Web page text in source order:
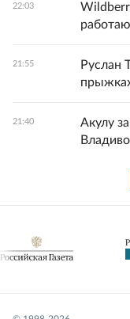
22:03
21:55
Руслан
21:40
Акулу